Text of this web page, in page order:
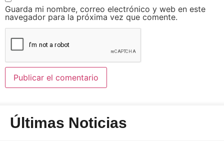
Guarda mi nombre, correo electrónico y web en este
navegador para la próxima vez que comente.
Últimas Noticias